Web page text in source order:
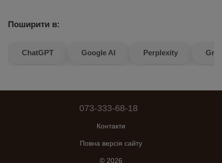
Поширити в:
ChatGPT Google AI Perplexity
073-333-68-18
Контакти
Повна версія сайту
© 2026